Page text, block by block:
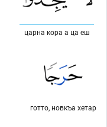
царна кора а ца еш
готто, новкъа хетар